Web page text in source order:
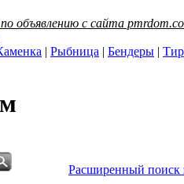
объявлению с сайта
| Рыбница | Бендеры |
Расширенный